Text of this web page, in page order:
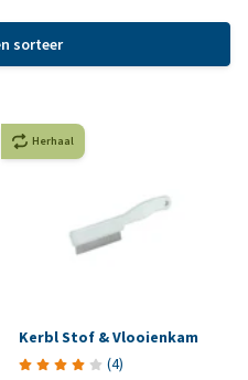
sorteer
Herhaal
Kerbl Stof & Vlooienkam
(4)